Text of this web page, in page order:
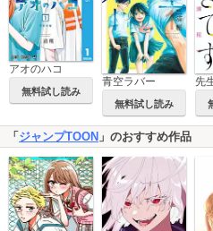
アオのハコ
無料試し読み
青空ラバー
無料試し読み
「ジャンプTOON 」のおすすめ作品